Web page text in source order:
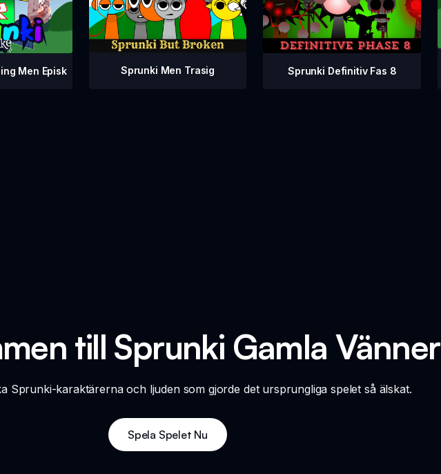
Men Episk Sprunki Men Trasig Sprunki Definitiv Fas 8
till Sprunki Gamla Vänner
Sprunki-karaktärerna och ljuden som gjorde det ursprungliga spelet så älskat.
Spela Spelet Nu